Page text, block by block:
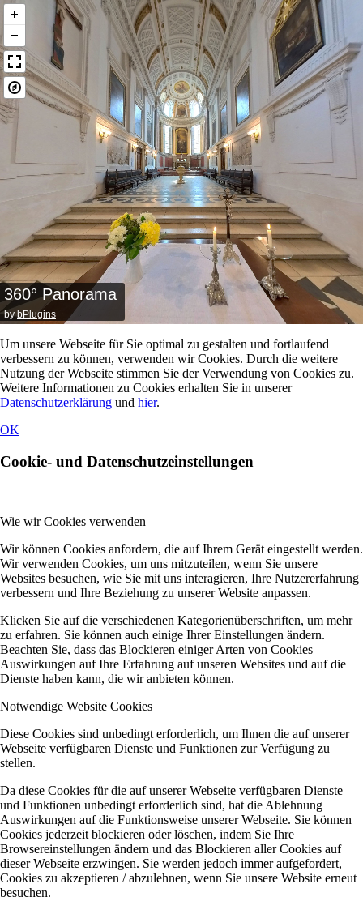
360° Panorama
bybPlugins
Um unsere Webseite für Sie optimal zu gestalten und fortlaufend
verbessern zu können, verwenden wir Cookies. Durch die weitere
Nutzung der Webseite stimmen Sie der Verwendung von Cookies zu.
Weitere Informationen zu Cookies erhalten Sie in unserer
Datenschutzerklärung und hier.
OK
Cookie- und Datenschutzeinstellungen
Wie wir Cookies verwenden
Wir können Cookies anfordern, die auf Ihrem Gerät eingestellt werden.
Wir verwenden Cookies, um uns mitzuteilen, wenn Sie unsere
Websites besuchen, wie Sie mit uns interagieren, Ihre Nutzererfahrung
verbessern und Ihre Beziehung zu unserer Website anpassen.
Klicken Sie auf die verschiedenen Kategorienüberschriften, um mehr
zu erfahren. Sie können auch einige Ihrer Einstellungen ändern.
Beachten Sie, dass das Blockieren einiger Arten von Cookies
Auswirkungen auf Ihre Erfahrung auf unseren Websites und auf die
Dienste haben kann, die wir anbieten können.
Notwendige Website Cookies
Diese Cookies sind unbedingt erforderlich, um Ihnen die auf unserer
Webseite verfügbaren Dienste und Funktionen zur Verfügung zu
stellen.
Da diese Cookies für die auf unserer Webseite verfügbaren Dienste
und Funktionen unbedingt erforderlich sind, hat die Ablehnung
Auswirkungen auf die Funktionsweise unserer Webseite. Sie können
Cookies jederzeit blockieren oder löschen, indem Sie Ihre
Browsereinstellungen ändern und das Blockieren aller Cookies auf
dieser Webseite erzwingen. Sie werden jedoch immer aufgefordert,
Cookies zu akzeptieren / abzulehnen, wenn Sie unsere Website erneut
besuchen.